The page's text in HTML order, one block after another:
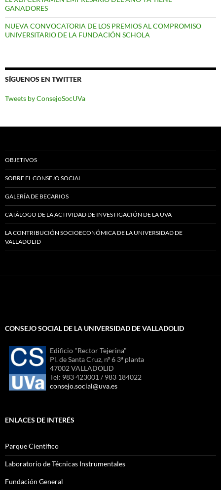
GANADORES
NUEVA CONVOCATORIA DE LOS PREMIOS AL COMPROMISO
UNIVERSITARIO DE LA FUNDACIÓN SCHOLA
SÍGUENOS EN TWITTER
Tweets by ConsejoSocUVa
OBJETIVOS
SOBRE EL CONSEJO SOCIAL
GALERÍA DE BECARIOS
CATÁLOGO DE LA ACTIVIDAD DE INVESTIGACIÓN DE LA UVA
LA CONTRIBUCIÓN SOCIOECONÓMICA DE LA UNIVERSIDAD DE
VALLADOLID
CONSEJO SOCIAL DE LA UNIVERSIDAD DE VALLADOLID
Edificio "Rector Tejerina"
Pl. de Santa Cruz, nº 6 3ª planta
47002 VALLADOLID
Tel: 983 423001 / 983 184022
consejo.social@uva.es
ENLACES DE INTERÉS
Parque Científico
Laboratorio de Técnicas Instrumentales
Fundación General